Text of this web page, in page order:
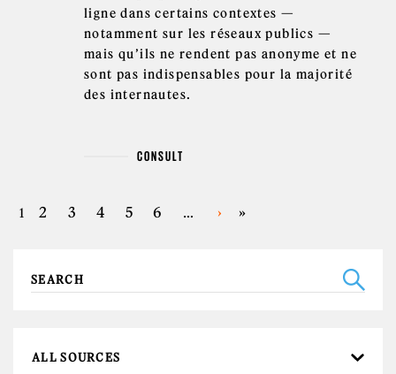
ligne dans certains contextes —
notamment sur les réseaux publics —
mais qu’ils ne rendent pas anonyme et ne
sont pas indispensables pour la majorité
des internautes.
CONSULT
PAGES
1 2 3 4 5 6 … › »